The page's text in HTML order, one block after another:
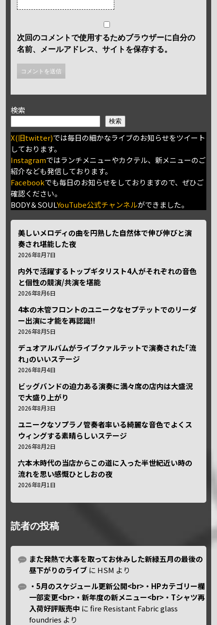
次回のコメントで使用するためブラウザーに自分の
名前、メールアドレス、サイトを保存する。
検索
検索
X(旧twitter)では毎日の細かなライブのお知らせをツイート
しております。
Instagramではランチメニューやカクテル、新メニューのご
紹介なども発信しております。
Facebookでも毎日のお知らせをしておりますので、ぜひご
確認ください。
BODY＆SOULYouTube公式チャンネルができました。
美しいメロディの曲を円熟した自然体で伸び伸びと演
奏され堪能した夜
2026年8月7日
内外で活躍するトップギタリスト4人がそれぞれの音色
と個性の競演/共演を堪能
2026年8月6日
4本の木管フロントのユニークなセプテットでのリーダ
ー出演に才能を再認識!!
2026年8月5日
デュオアルバムがライブクァルテットで演奏された｢流
れ｣のいいステージ
2026年8月4日
ビッグバンドの迫力ある演奏に満々席の店内は大盛況
で大盛り上がり
2026年8月3日
ユニークなソプラノ管奏者率いる綺麗な音色でよくス
ウィングする素晴らしいステージ
2026年8月2日
六本木時代の当店からこの道に入った半世紀近い時の
流れを思い感慨ひとしおの夜
2026年8月1日
読者の投稿
また発熱で大事を取ってお休みした新緑五月の最後の
昼下がりのライブ に HSM より
・5月のスケジュール更新公開<br>・HPカテゴリー欄
一部変更<br>・新年度の新メニュー<br>・Tシャツ再
入荷好評販売中 にfire Resistant Fabric glass
foundries より